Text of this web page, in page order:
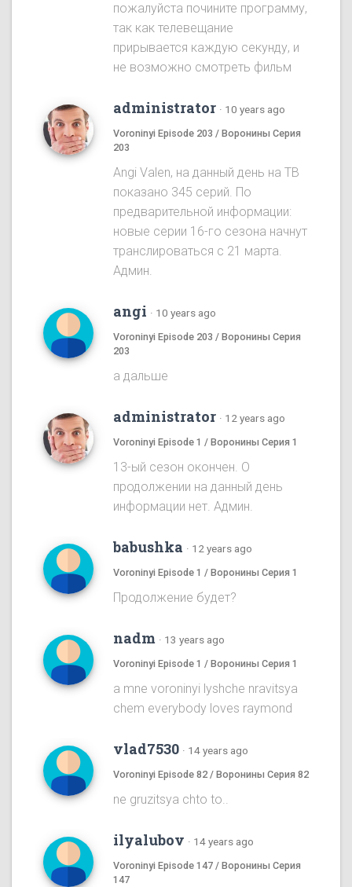
пожалуйста почините программу,
так как телевещание
прирывается каждую секунду, и
не возможно смотреть фильм
administrator · 10 years ago
Voroninyi Episode 203 / Воронины Серия
203
Angi Valen, на данный день на ТВ
показано 345 серий. По
предварительной информации:
новые серии 16-го сезона начнут
транслироваться с 21 марта.
Админ.
angi · 10 years ago
Voroninyi Episode 203 / Воронины Серия
203
а дальше
administrator · 12 years ago
Voroninyi Episode 1 / Воронины Серия 1
13-ый сезон окончен. О
продолжении на данный день
информации нет. Админ.
babushka · 12 years ago
Voroninyi Episode 1 / Воронины Серия 1
Продолжение будет?
nadm · 13 years ago
Voroninyi Episode 1 / Воронины Серия 1
a mne voroninyi lyshche nravitsya
chem everybody loves raymond
vlad7530 · 14 years ago
Voroninyi Episode 82 / Воронины Серия 82
ne gruzitsya chto to..
ilyalubov · 14 years ago
Voroninyi Episode 147 / Воронины Серия
147